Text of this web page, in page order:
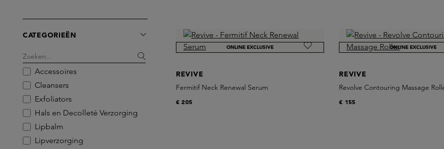
CATEGORIEËN
Accessoires
Cleansers
Exfoliators
Hals en Decolleté Verzorging
Lipbalm
Lipverzorging
ONLINE EXCLUSIVE
REVIVE
Fermitif Neck Renewal Serum
€ 205
ONLINE EXCLUSIVE
REVIVE
Revolve Contouring Massage
€ 155